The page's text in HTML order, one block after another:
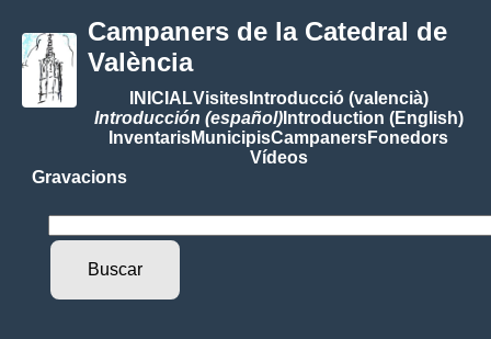
Campaners de la Catedral de
València
INICIALVisitesIntroducció (valencià)
Introducción (español)Introduction (English)
InventarisMunicipisCampanersFonedors
Vídeos
Gravacions